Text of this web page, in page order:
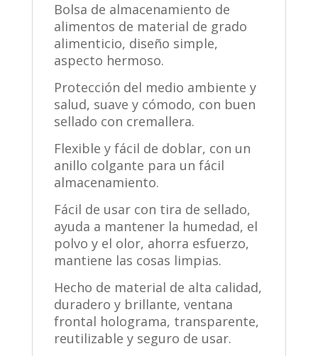
Bolsa de almacenamiento de
alimentos de material de grado
alimenticio, diseño simple,
aspecto hermoso.
Protección del medio ambiente y
salud, suave y cómodo, con buen
sellado con cremallera.
Flexible y fácil de doblar, con un
anillo colgante para un fácil
almacenamiento.
Fácil de usar con tira de sellado,
ayuda a mantener la humedad, el
polvo y el olor, ahorra esfuerzo,
mantiene las cosas limpias.
Hecho de material de alta calidad,
duradero y brillante, ventana
frontal holograma, transparente,
reutilizable y seguro de usar.